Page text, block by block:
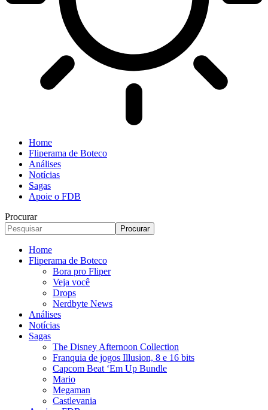
Home
Fliperama de Boteco
Análises
Notícias
Sagas
Apoie o FDB
Procurar
Home
Fliperama de Boteco
Bora pro Fliper
Veja você
Drops
Nerdbyte News
Análises
Notícias
Sagas
The Disney Afternoon Collection
Franquia de jogos Illusion, 8 e 16 bits
Capcom Beat ‘Em Up Bundle
Mario
Megaman
Castlevania